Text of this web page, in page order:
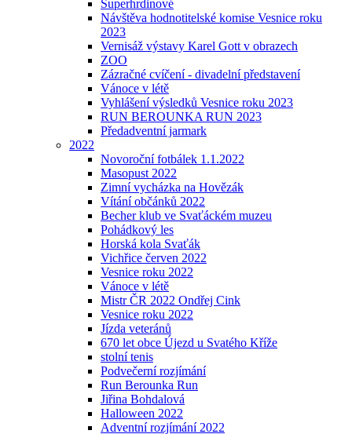
Superhrdinové
Návštěva hodnotitelské komise Vesnice roku
2023
Vernisáž výstavy Karel Gott v obrazech
ZOO
Zázračné cvíčení - divadelní představení
Vánoce v létě
Vyhlášení výsledků Vesnice roku 2023
RUN BEROUNKA RUN 2023
Předadventní jarmark
2022
Novoroční fotbálek 1.1.2022
Masopust 2022
Zimní vycházka na Hovězák
Vítání občánků 2022
Becher klub ve Svaťáckém muzeu
Pohádkový les
Horská kola Svaťák
Vichřice červen 2022
Vesnice roku 2022
Vánoce v létě
Mistr ČR 2022 Ondřej Cink
Vesnice roku 2022
Jízda veteránů
670 let obce Újezd u Svatého Kříže
stolní tenis
Podvečerní rozjímání
Run Berounka Run
Jiřina Bohdalová
Halloween 2022
Adventní rozjímání 2022